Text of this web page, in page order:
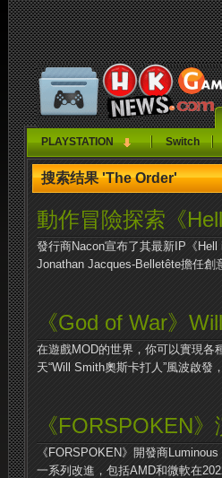
PLAYSTATION Switch
搜索结果 'The Order'
動作冒險探索《Hell
發行商Nacon宣布了其最新IP《
Jonathan Jacques-Belletête擔任創
《God of War》
在遊戲MOD的世界，你可以實現各
天“Will Smith奧斯卡打人”風波啟發
《FORSPOKEN
《FORSPOKEN》開發商
一系列改進，包括AMD和微軟在